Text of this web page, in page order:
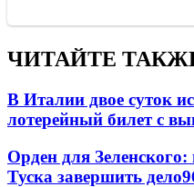
ЧИТАЙТЕ
В Италии двое суток
лотерейный билет с
Орден для
Туска завершить дело